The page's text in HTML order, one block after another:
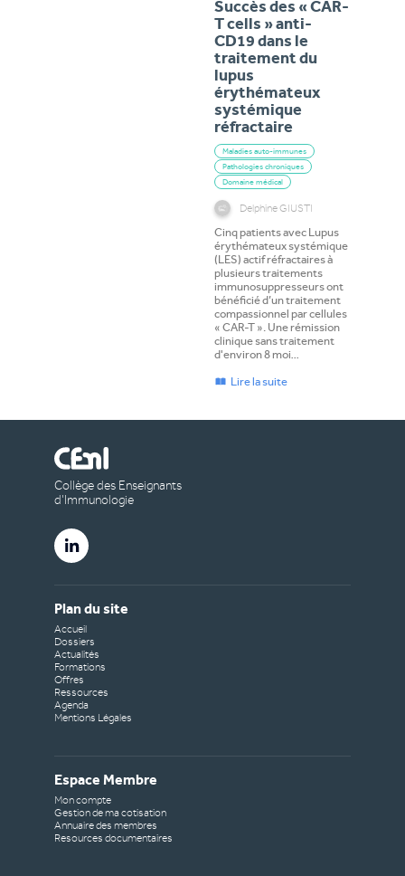
Succès des « CAR-
T cells » anti-
CD19 dans le
traitement du
lupus
érythémateux
systémique
réfractaire
Maladies auto-immunes
Pathologies chroniques
Domaine médical
Delphine GIUSTI
Cinq patients avec Lupus
érythémateux systémique
(LES) actif réfractaires à
plusieurs traitements
immunosuppresseurs ont
bénéficié d’un traitement
compassionnel par cellules
« CAR-T ». Une rémission
clinique sans traitement
d'environ 8 moi…
Lire la suite
Collège des Enseignants
d’Immunologie
Plan du site
Accueil
Dossiers
Actualités
Formations
Offres
Ressources
Agenda
Mentions Légales
Espace Membre
Mon compte
Gestion de ma cotisation
Annuaire des membres
Resources documentaires